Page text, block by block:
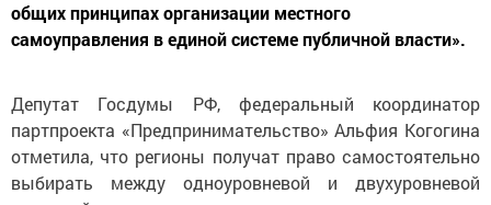
общих принципах организации местного
самоуправления в единой системе публичной власти».
Депутат Госдумы РФ, федеральный координатор
партпроекта «Предпринимательство» Альфия Когогина
отметила, что регионы получат право самостоятельно
выбирать между одноуровневой и двухуровневой